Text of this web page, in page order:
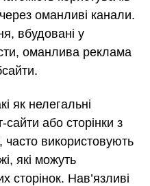
оманливі канали.
вбудовані у
оманлива реклама
як нелегальні
сайти або сторінки з
використовують
які можуть
сторінок. Нав’язливі